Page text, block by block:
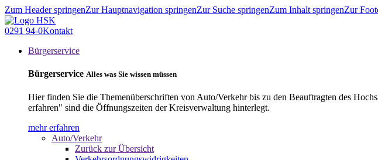
Zum Header springenZur Hauptnavigation springenZur Suche springenZum Inhalt springenZur
0291 94-0Kontakt
Bürgerservice
Bürgerservice Alles was Sie wissen müssen
Hier finden Sie die Themenüberschriften von Auto/Verkehr bis zu den Beauftragten des
erfahren" sind die Öffnungszeiten der Kreisverwaltung hinterlegt.
mehr erfahren
Auto/Verkehr
Zurück zur Übersicht